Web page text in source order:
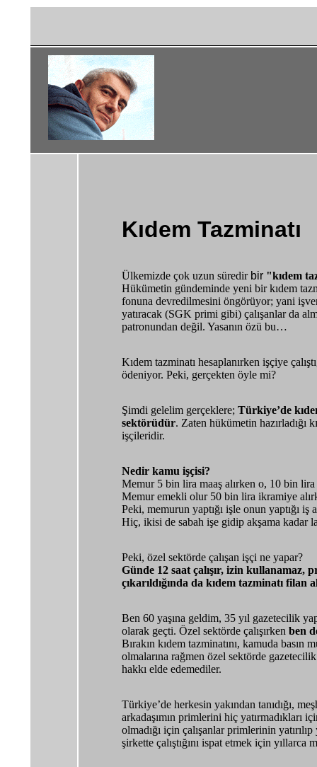
Kıdem Tazminatı
Ülkemizde çok uzun süredir bir "kıdem
Hükümetin gündeminde yeni bir kıdem
fonuna devredilmesini öngörüyor; yani
yatıracak (SGK primi gibi) çalışanlar da
patronundan değil. Yasanın özü bu…
Kıdem tazminatı hesaplanırken işçiye
ödeniyor. Peki, gerçekten öyle mi?
Şimdi gelelim gerçeklere; Türkiye’de
sektörüdür. Zaten hükümetin hazırladığı
işçileridir.
Nedir kamu işçisi?
Memur 5 bin lira maaş alırken o, 10 bin lira
Memur emekli olur 50 bin lira ikramiye
Peki, memurun yaptığı işle onun yaptığı iş
Hiç, ikisi de sabah işe gidip akşama kadar
Peki, özel sektörde çalışan işçi ne yapar?
Günde 12 saat çalışır, izin kullanamaz,
çıkarıldığında da kıdem tazminatı filan
Ben 60 yaşına geldim, 35 yıl gazetecilik
olarak geçti. Özel sektörde çalışırken ben
Bırakın kıdem tazminatını, kamuda basın
olmalarına rağmen özel sektörde
hakkı elde edemediler.
Türkiye’de herkesin yakından tanıdığı,
arkadaşımın primlerini hiç yatırmadıkları
olmadığı için çalışanlar primlerinin
şirkette çalıştığını ispat etmek için yıllarca